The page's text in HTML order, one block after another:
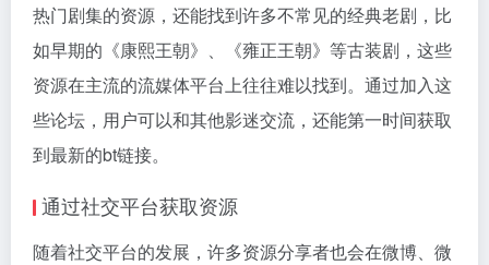
热门剧集的资源，还能找到许多不常见的经典老剧，比
如早期的《康熙王朝》、《雍正王朝》等古装剧，这些
资源在主流的流媒体平台上往往难以找到。通过加入这
些论坛，用户可以和其他影迷交流，还能第一时间获取
到最新的bt链接。
通过社交平台获取资源
随着社交平台的发展，许多资源分享者也会在微博、微